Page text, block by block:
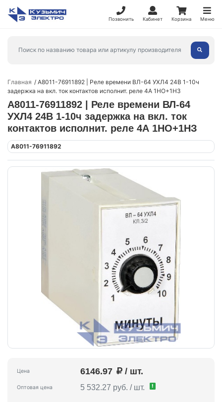
Позвонить Кабинет Корзина Меню
Главная
A8011-76911892 | Реле времени ВЛ-64 УХЛ4 24В 1-10ч
задержка на вкл. ток контактов исполнит. реле 4А 1НО+1НЗ
A8011-76911892 | Реле времени ВЛ-64
УХЛ4 24В 1-10ч задержка на вкл. ток
контактов исполнит. реле 4А 1НО+1НЗ
A8011-76911892
Цена 6146.97 / шт.
Оптовая цена 5 532.27 руб. / шт. !